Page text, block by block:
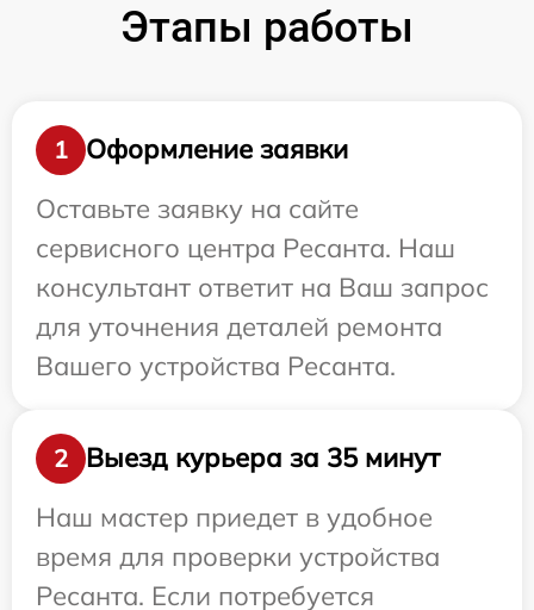
Этапы работы
1
Оформление заявки
Оставьте заявку на сайте
сервисного центра Ресанта. Наш
консультант ответит на Ваш запрос
для уточнения деталей ремонта
Вашего устройства Ресанта.
2
Выезд курьера за 35 минут
Наш мастер приедет в удобное
время для проверки устройства
Ресанта. Если потребуется